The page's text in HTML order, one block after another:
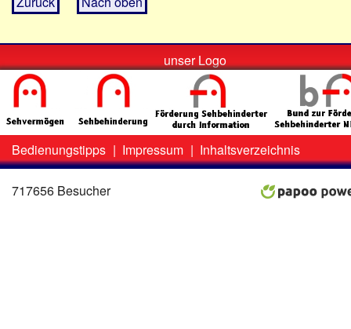
unser Logo
Zweit-
Menü
Bedienungstipps | Impressum | Inhaltsverzeichnis
717656 Besucher